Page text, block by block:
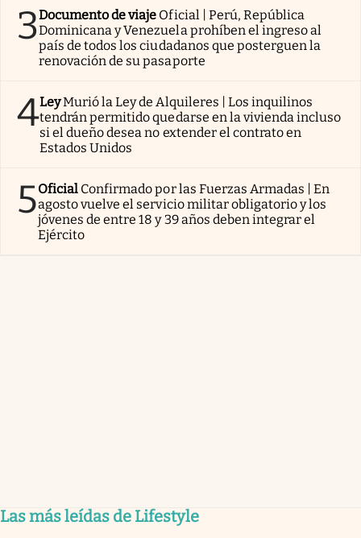
3Documento de viaje Oficial | Perú, República
Dominicana y Venezuela prohíben el ingreso al
país de todos los ciudadanos que posterguen la
renovación de su pasaporte
4LeyMurió la Ley de Alquileres | Los inquilinos
tendrán permitido quedarse en la vivienda incluso
si el dueño desea no extender el contrato en
Estados Unidos
5Oficial Confirmado por las Fuerzas Armadas | En
agosto vuelve el servicio militar obligatorio y los
jóvenes de entre 18 y 39 años deben integrar el
Ejército
Las más leídas de Lifestyle